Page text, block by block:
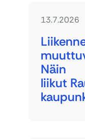
Näin
liikut
13.7.2026